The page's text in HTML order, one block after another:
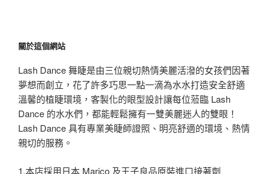
關於這個網站
Lash Dance 舞睫是由三位親切熱情美麗活潑的女孩們因著
夢想而創立，花了許多巧思一點一滴為水水打造安全舒適
溫馨的植睫環境，客製化的眼型設計讓每位蒞臨 Lash
Dance 的水水們，都能輕鬆擁有一雙美麗迷人的雙眼！
Lash Dance 具有專業美睫師證照、明亮舒適的環境、熱情
親切的服務。
1.本店採用日本 Marico 及王子良品原裝進口接著劑